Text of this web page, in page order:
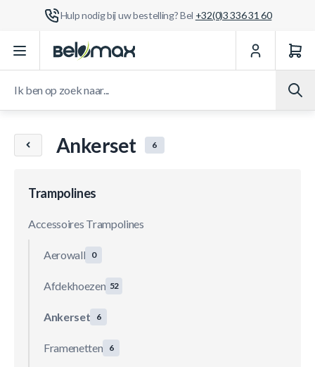
Hulp nodig bij uw bestelling? Bel +32(0)3 336 31 60
Ga naar de inhoud
Ankerset 6
Trampolines
Accessoires Trampolines
Aerowall 0
Afdekhoezen 52
Ankerset 6
Framenetten 6